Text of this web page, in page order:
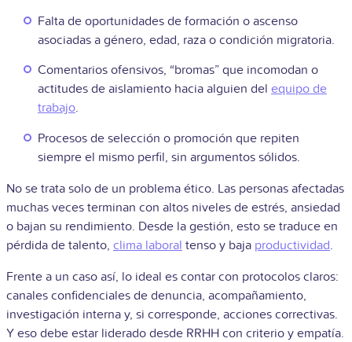
Falta de oportunidades de formación o ascenso
asociadas a género, edad, raza o condición migratoria.
Comentarios ofensivos, “bromas” que incomodan o
actitudes de aislamiento hacia alguien del equipo de
trabajo.
Procesos de selección o promoción que repiten
siempre el mismo perfil, sin argumentos sólidos.
No se trata solo de un problema ético. Las personas afectadas
muchas veces terminan con altos niveles de estrés, ansiedad
o bajan su rendimiento. Desde la gestión, esto se traduce en
pérdida de talento, clima laboral tenso y baja productividad.
Frente a un caso así, lo ideal es contar con protocolos claros:
canales confidenciales de denuncia, acompañamiento,
investigación interna y, si corresponde, acciones correctivas.
Y eso debe estar liderado desde RRHH con criterio y empatía.